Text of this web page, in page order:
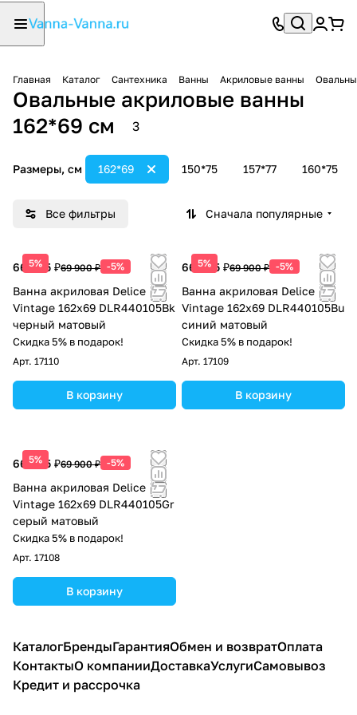
Главная Каталог Сантехника Ванны Акриловые ванны
Овальные акриловые ванны
162*69 см
3
Размеры, см 150*75 157*77 160*75
162*69
Все фильтры Сначала популярные
5%
66 405 ₽69 900 ₽ -5%
Ванна акриловая Delice
Vintage 162х69 DLR440105Bk
черный матовый
Скидка 5% в подарок!
Арт. 17110
В корзину
5%
66 405 ₽69 900 ₽ -5%
Ванна акриловая Delice
Vintage 162х69 DLR440105Bu
синий матовый
Скидка 5% в подарок!
Арт. 17109
В корзину
5%
66 405 ₽69 900 ₽ -5%
Ванна акриловая Delice
Vintage 162х69 DLR440105Gr
серый матовый
Скидка 5% в подарок!
Арт. 17108
В корзину
КаталогБрендыГарантияОбмен и возвратОплата
КонтактыО компанииДоставкаУслугиСамовывоз
Кредит и рассрочка